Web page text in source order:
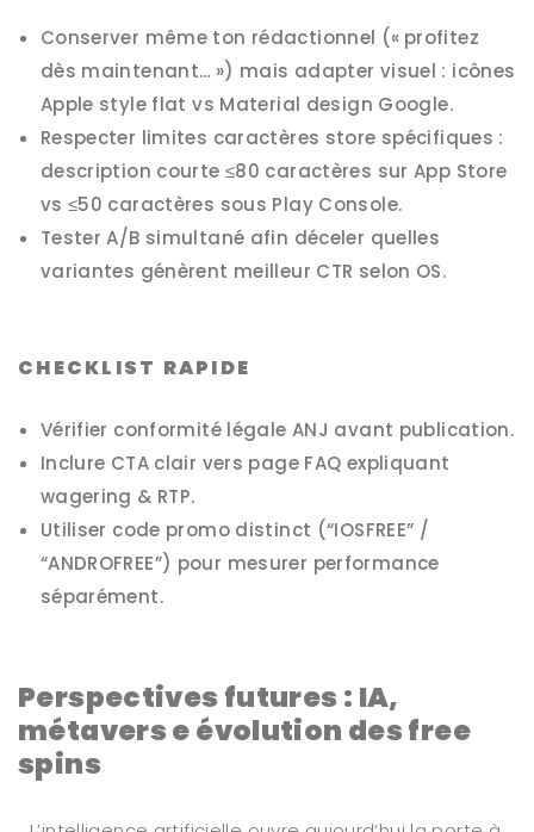
Conserver même ton rédactionnel (« profitez
dès maintenant… ») mais adapter visuel : icônes
Apple style flat vs Material design Google.
Respecter limites caractères store spécifiques :
description courte ≤80 caractères sur App Store
vs ≤50 caractères sous Play Console.
Tester A/B simultané afin déceler quelles
variantes génèrent meilleur CTR selon OS.
CHECKLIST RAPIDE
Vérifier conformité légale ANJ avant publication.
Inclure CTA clair vers page FAQ expliquant
wagering & RTP.
Utiliser code promo distinct (“IOSFREE” /
“ANDROFREE”) pour mesurer performance
séparément.
Perspectives futures : IA,
métavers e évolution des free
spins